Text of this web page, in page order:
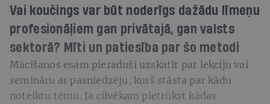
Vai koučings var būt noderīgs dažādu līmeņu
profesionāļiem gan privātajā, gan valsts
sektorā? Mīti un patiesība par šo metodi
Mācīšanos esam pieraduši uzskatīt par lekciju vai
semināru ar pasniedzēju, kurš stāsta par kādu
noteiktu tēmu. Ja cilvēkam pietrūkst kādas